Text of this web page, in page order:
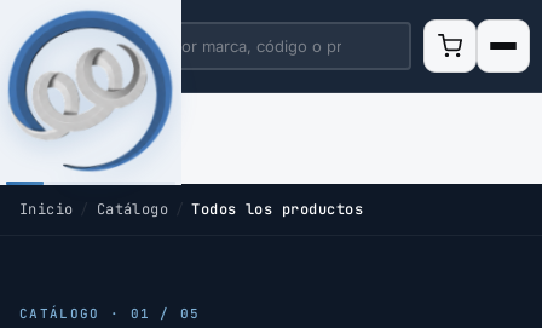
Inicio Catálogo Todos los productos
CATÁLOGO · 01 / 05